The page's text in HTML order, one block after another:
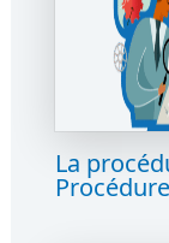
La
Procédure